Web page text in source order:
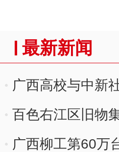
最新新闻
广西高校与中新
百色右江区旧物
广西柳工第60万